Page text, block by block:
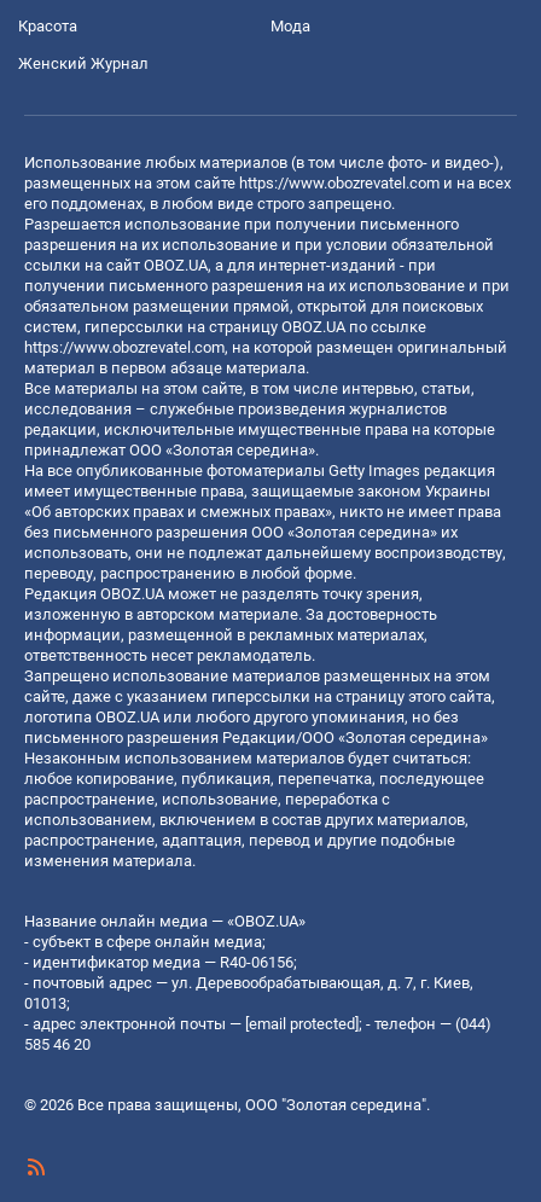
Красота Мода
Женский Журнал
Использование любых материалов (в том числе фото- и видео-),
размещенных на этом сайте https://www.obozrevatel.com и на всех
его поддоменах, в любом виде строго запрещено.
Разрешается использование при получении письменного
разрешения на их использование и при условии обязательной
ссылки на сайт OBOZ.UA, а для интернет-изданий - при
получении письменного разрешения на их использование и при
обязательном размещении прямой, открытой для поисковых
систем, гиперссылки на страницу OBOZ.UA по ссылке
https://www.obozrevatel.com, на которой размещен оригинальный
материал в первом абзаце материала.
Все материалы на этом сайте, в том числе интервью, статьи,
исследования – служебные произведения журналистов
редакции, исключительные имущественные права на которые
принадлежат ООО «Золотая середина».
На все опубликованные фотоматериалы Getty Images редакция
имеет имущественные права, защищаемые законом Украины
«Об авторских правах и смежных правах», никто не имеет права
без письменного разрешения ООО «Золотая середина» их
использовать, они не подлежат дальнейшему воспроизводству,
переводу, распространению в любой форме.
Редакция OBOZ.UA может не разделять точку зрения,
изложенную в авторском материале. За достоверность
информации, размещенной в рекламных материалах,
ответственность несет рекламодатель.
Запрещено использование материалов размещенных на этом
сайте, даже с указанием гиперссылки на страницу этого сайта,
логотипа OBOZ.UA или любого другого упоминания, но без
письменного разрешения Редакции/ООО «Золотая середина»
Незаконным использованием материалов будет считаться:
любое копирование, публикация, перепечатка, последующее
распространение, использование, переработка с
использованием, включением в состав других материалов,
распространение, адаптация, перевод и другие подобные
изменения материала.
Название онлайн медиа — «OBOZ.UA»
- субъект в сфере онлайн медиа;
- идентификатор медиа — R40-06156;
- почтовый адрес — ул. Деревообрабатывающая, д. 7, г. Киев,
01013;
- адрес электронной почты — [email protected] ; - телефон — (044)
585 46 20
© 2026 Все права защищены, ООО "Золотая середина".